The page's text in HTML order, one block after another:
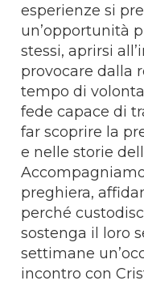
esperienze si
un’opportunità
stessi, aprirsi
provocare dalla
tempo di
fede capace di
far scoprire la
e nelle storie
preghiera,
perché
sostenga il loro
settimane
incontro con